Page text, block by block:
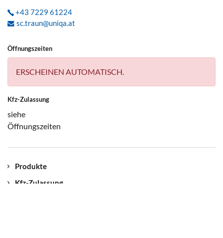
+43 7229 61224
sc.traun@uniqa.at
Öffnungszeiten
ERSCHEINEN AUTOMATISCH.
Kfz-Zulassung
siehe
Öffnungszeiten
Produkte
Kfz-Zulassung